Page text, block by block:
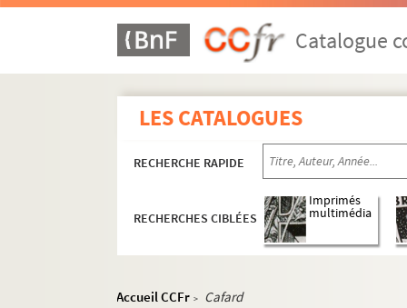
Catalogue
LES CATALOGUES
RECHERCHE RAPIDE
RECHERCHES CIBLÉES
Imprimés
multimédia
Accueil CCFr > Cafard
ORG C.6/3. Partitions de Fragson,
ORG C.6/3. Partitions de Framel
ORG C.6/3. Partitions de Freed,
ORG C.6/3. Partitions de Furgeot, J.
ORG C.7/1. Partitions de
ORG C.7/1. Partitions de Gabussi, V.
ORG C.7/1. Partitions de Gabutti,
ORG C.7/1. Partitions de Gade,